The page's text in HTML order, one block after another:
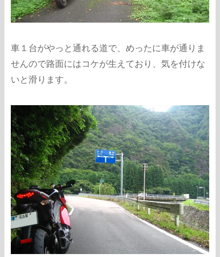
車１台がやっと通れる道で、めったに車が通りま
せんので路面にはコケが生えており、気を付けな
いと滑ります。